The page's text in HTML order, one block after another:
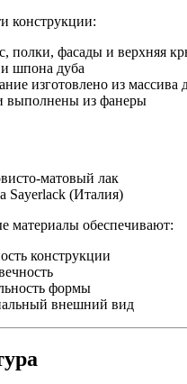
конструкции:
полки, фасады и верхняя
шпона дуба
изготовлено из массива
выполнены из фанеры
матовый лак
Sayerlack (Италия)
материалы обеспечивают:
конструкции
формы
внешний вид